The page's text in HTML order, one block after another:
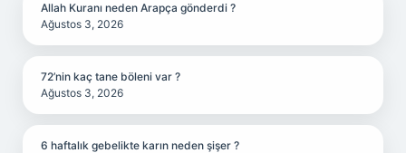
Allah Kuranı neden Arapça gönderdi ?
Ağustos 3, 2026
72’nin kaç tane böleni var ?
Ağustos 3, 2026
6 haftalık gebelikte karın neden şişer ?